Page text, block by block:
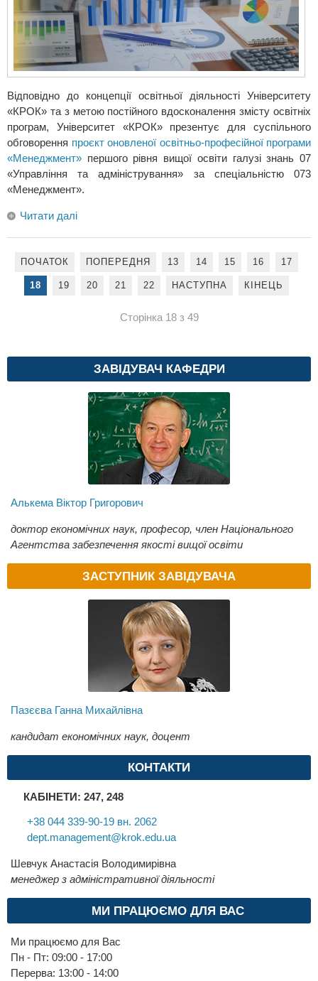
Відповідно до концепції освітньої діяльності Університету
«КРОК» та з метою постійного вдосконалення змісту освітніх
програм, Університет «КРОК» презентує для суспільного
обговорення проєкт оновленої освітньо-професійної програми
«Менеджмент» першого рівня вищої освіти галузі знань 07
«Управління та адміністрування» за спеціальністю 073
«Менеджмент».
Читати далі
ПОЧАТОК ПОПЕРЕДНЯ 13 14 15 16 17
18 19 20 21 22 НАСТУПНА КІНЕЦЬ
Сторінка 18 з 49
ЗАВІДУВАЧ КАФЕДРИ
Алькема Віктор Григорович
доктор економічних наук, професор, член Національного
Агентства забезпечення якості вищої освіти
ЗАСТУПНИК ЗАВІДУВАЧА
Пазєєва Ганна Михайлівна
кандидат економічних наук, доцент
КОНТАКТИ
КАБІНЕТИ: 247, 248
+38 044 339-90-19 вн. 2062
dept.management@krok.edu.ua
Шевчук Анастасія Володимирівна
менеджер з адміністративної діяльності
МИ ПРАЦЮЄМО ДЛЯ ВАС
Ми працюємо для Вас
Пн - Пт: 09:00 - 17:00
Перерва: 13:00 - 14:00